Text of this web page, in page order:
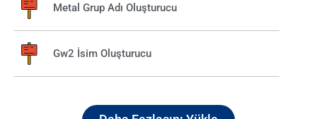
Metal Grup Adı Oluşturucu
Gw2 İsim Oluşturucu